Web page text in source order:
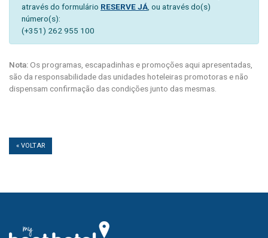
através do formulário RESERVE JÁ , ou através do(s)
número(s):
(+351) 262 955 100
Nota:Os programas, escapadinhas e promoções aqui apresentadas,
são da responsabilidade das unidades hoteleiras promotoras e não
dispensam confirmação das condições junto das mesmas.
« VOLTAR